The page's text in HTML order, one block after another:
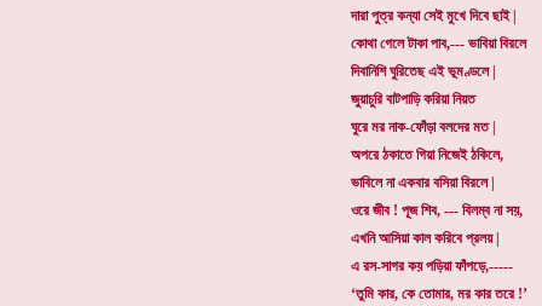
দারা পুত্র কন্যা সেই মুখে দিবে ছাই |
কোথা গেলে টাকা পাব,--- ভাবিয়া বিরলে
দিবানিশি ঘুরিতেছ এই ভূমণ্ডলে |
জুয়াচুরি বাটপাড়ি করিয়া নিয়ত
ঘুরে মর নাক-ফোঁড়া বলদের মত |
অপরে ঠকাতে গিয়া নিজেই ঠকিলে,
ভাবিলে না একবার বসিয়া বিরলে |
ওরে জীব ! পূজ শিব, --- বিলম্ব না সয়,
এখনি আসিয়া কাল করিবে প্রলয় |
এ রস-সাগর কয় পড়িয়া ফাঁপড়ে,-----
‘তুমি কার, কে তোমার, মর কার তরে !’